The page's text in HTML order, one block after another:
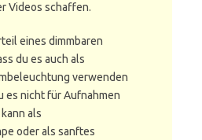
Videos schaffen.
eines dimmbaren
du es auch als
verwenden
es nicht für Aufnahmen
als
oder als sanftes